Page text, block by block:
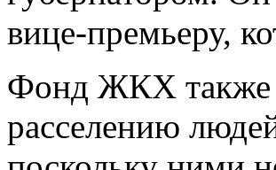
вице-премьеру,
Фонд ЖКХ также
расселению